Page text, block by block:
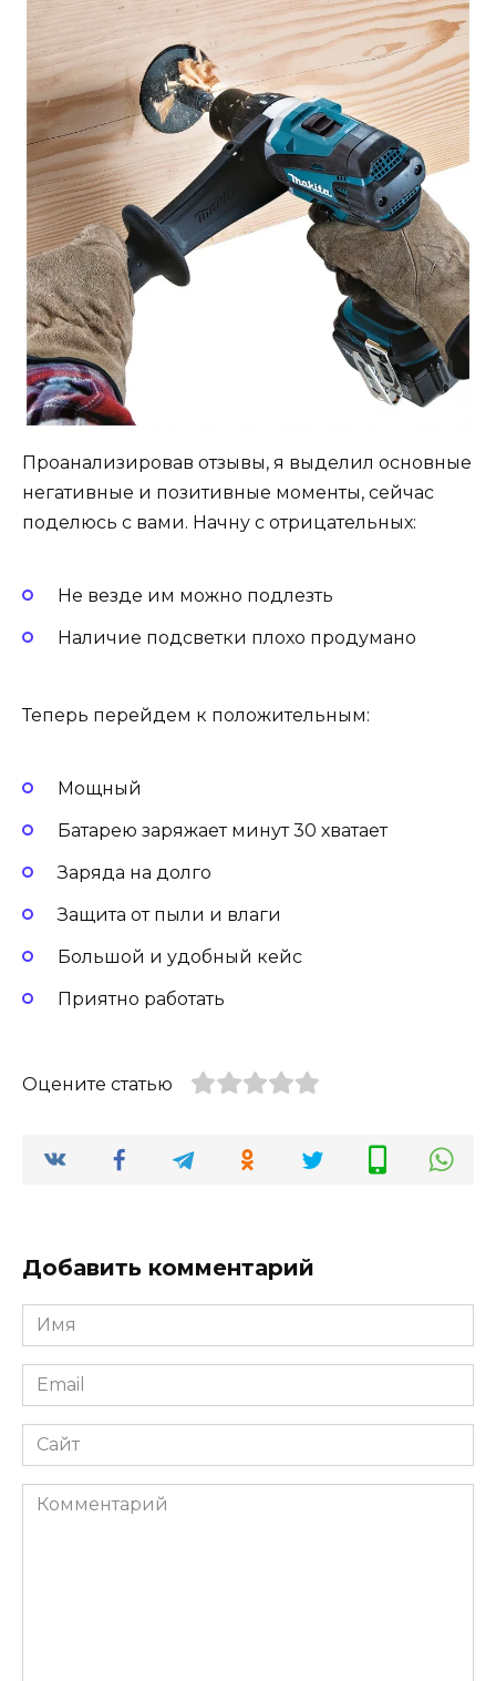
Проанализировав отзывы, я выделил основные
негативные и позитивные моменты, сейчас
поделюсь с вами. Начну с отрицательных:
Не везде им можно подлезть
Наличие подсветки плохо продумано
Теперь перейдем к положительным:
Мощный
Батарею заряжает минут 30 хватает
Заряда на долго
Защита от пыли и влаги
Большой и удобный кейс
Приятно работать
Оцените статью
Добавить комментарий
Имя
Email
Сайт
Комментарий